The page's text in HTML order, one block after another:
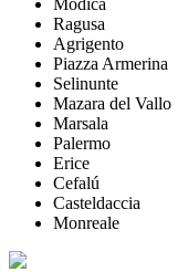
Modica
Ragusa
Agrigento
Piazza Armerina
Selinunte
Mazara del Vallo
Marsala
Palermo
Erice
Cefalú
Casteldaccia
Monreale